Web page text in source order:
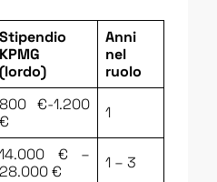
Stipendio
KPMG
(lordo)
Anni
nel
ruolo
800 €-1.200
€
1
14.000 € –
28.000 €
1 – 3